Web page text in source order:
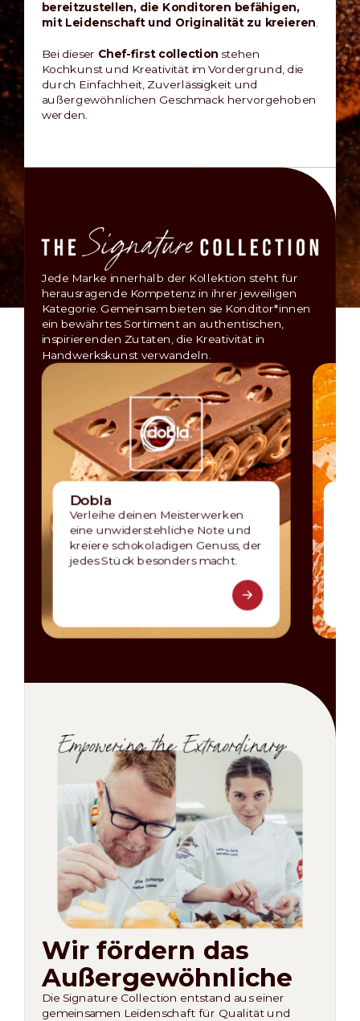
bereitzustellen, die Konditoren befähigen,
mit Leidenschaft und Originalität zu kreieren.
Bei dieser Chef-first collection stehen
Kochkunst und Kreativität im Vordergrund, die
durch Einfachheit, Zuverlässigkeit und
außergewöhnlichen Geschmack hervorgehoben
werden.
Jede Marke innerhalb der Kollektion steht für
herausragende Kompetenz in ihrer jeweiligen
Kategorie. Gemeinsam bieten sie Konditor*innen
ein bewährtes Sortiment an authentischen,
inspirierenden Zutaten, die Kreativität in
Handwerkskunst verwandeln.
Dobla
Verleihe deinen Meisterwerken
eine unwiderstehliche Note und
kreiere schokoladigen Genuss, der
jedes Stück besonders macht.
Wir fördern das
Außergewöhnliche
Die Signature Collection entstand aus einer
gemeinsamen Leidenschaft für Qualität und